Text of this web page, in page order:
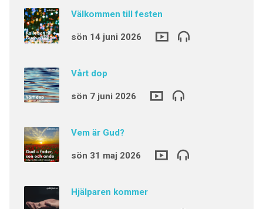
Välkommen till festen
sön 14 juni 2026
Vårt dop
sön 7 juni 2026
Vem är Gud?
sön 31 maj 2026
Hjälparen kommer